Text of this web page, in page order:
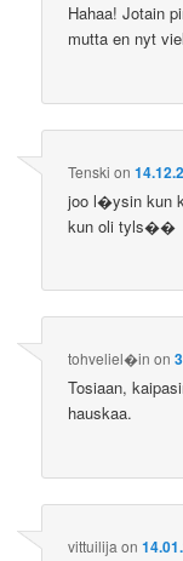
Hahaa! Jotain
mutta en nyt
Tenski on
joo l�ysin kun
kun oli tyls��
tohveliel�in on
Tosiaan,
hauskaa.
vittuilija on